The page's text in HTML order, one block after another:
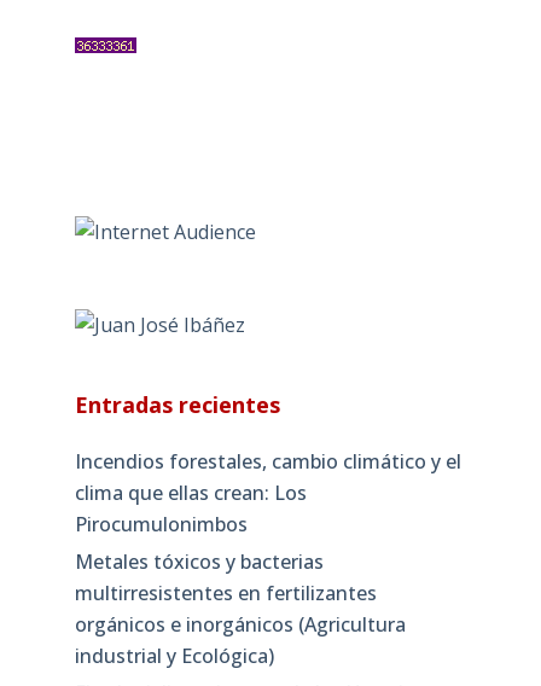
Entradas recientes
Incendios forestales, cambio climático y el
clima que ellas crean: Los
Pirocumulonimbos
Metales tóxicos y bacterias
multirresistentes en fertilizantes
orgánicos e inorgánicos (Agricultura
industrial y Ecológica)